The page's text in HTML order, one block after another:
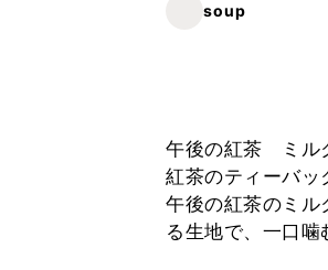
soup
午後の紅茶 ミル
紅茶のティーバ
午後の紅茶のミ
る生地で、一口